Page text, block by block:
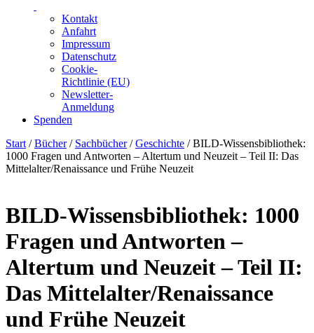
Kontakt
Anfahrt
Impressum
Datenschutz
Cookie-
Richtlinie (EU)
Newsletter-
Anmeldung
Spenden
Skip
to
content
Start /Bücher/ Sachbücher/Geschichte / BILD-Wissensbibliothek:
1000 Fragen und Antworten – Altertum und Neuzeit – Teil II: Das
Mittelalter/Renaissance und Frühe Neuzeit
BILD-Wissensbibliothek: 1000
Fragen und Antworten –
Altertum und Neuzeit – Teil II:
Das Mittelalter/Renaissance
und Frühe Neuzeit